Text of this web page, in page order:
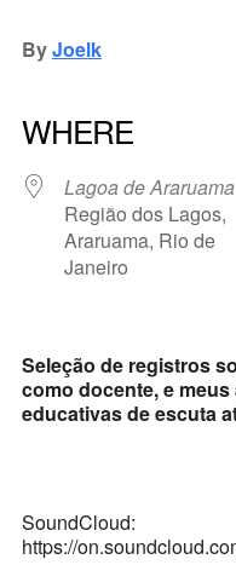
ByJoelk
WHERE
Lagoa de Araruama
Região dos Lagos,
Araruama, Rio de
Janeiro
Seleção de registros
como docente, e
educativas de escuta
SoundCloud:
https://